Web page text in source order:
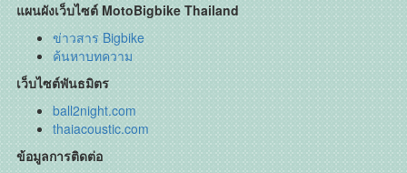
แผนผังเว็บไซต์ MotoBigbike Thailand
ข่าวสาร Bigbike
ค้นหาบทความ
เว็บไซต์พันธมิตร
ball2night.com
thaiacoustic.com
ข้อมูลการติดต่อ